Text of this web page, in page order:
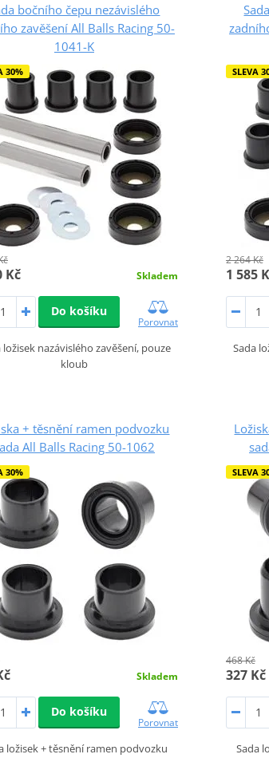
bočního čepu nezávislého
zavěšení All Balls Racing 50-
1041-K
30%
Kč Skladem
Do košíku
Porovnat
ložisek nazávislého zavěšení, pouze
kloub
SLEVA
2 264 Kč
1 585
Sada
+ těsnění ramen podvozku
All Balls Racing 50-1062
30%
Skladem
Do košíku
Porovnat
ložisek + těsnění ramen podvozku
SLEVA
468 Kč
327 Kč
Sada